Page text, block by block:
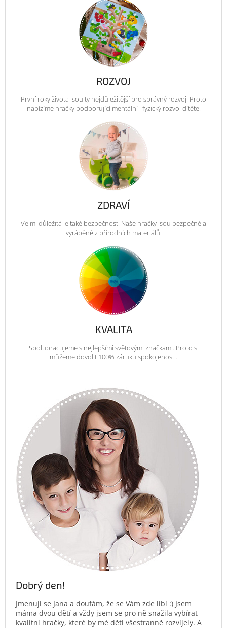
ROZVOJ
První roky života jsou ty nejdůležitější pro správný rozvoj. Proto
nabízíme hračky podporující mentální i fyzický rozvoj dítěte.
ZDRAVÍ
Velmi důležitá je také bezpečnost. Naše hračky jsou bezpečné a
vyráběné z přírodních materiálů.
KVALITA
Spolupracujeme s nejlepšími světovými značkami. Proto si
můžeme dovolit 100% záruku spokojenosti.
Dobrý den!
Jmenuji se Jana a doufám, že se Vám zde líbí :) Jsem
máma dvou dětí a vždy jsem se pro ně snažila vybírat
kvalitní hračky, které by mé děti všestranně rozvíjely. A